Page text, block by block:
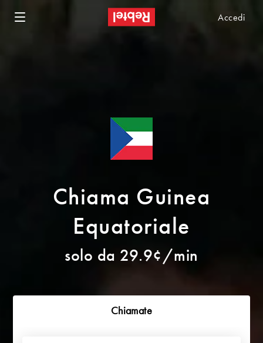
Accedi
Chiama Guinea
Equatoriale
solo da 29.9¢/min
Chiamate